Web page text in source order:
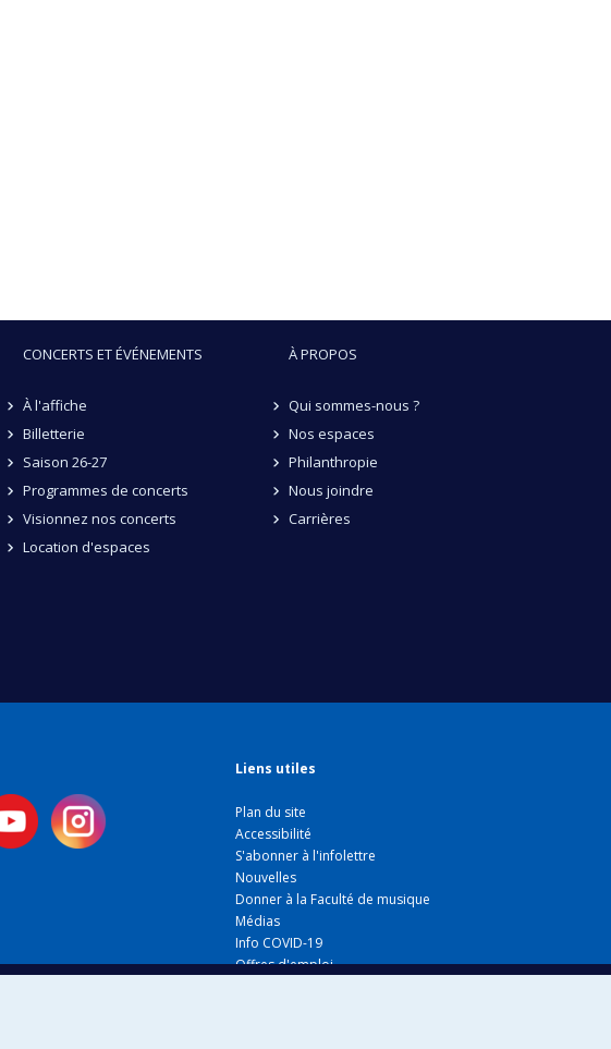
CONCERTS ET ÉVÉNEMENTS
À l'affiche
Billetterie
Saison 26-27
Programmes de concerts
Visionnez nos concerts
Location d'espaces
À PROPOS
Qui sommes-nous ?
Nos espaces
Philanthropie
Nous joindre
Carrières
Liens utiles
Plan du site
Accessibilité
S'abonner à l'infolettre
Nouvelles
Donner à la Faculté de musique
Médias
Info COVID-19
Offres d'emploi